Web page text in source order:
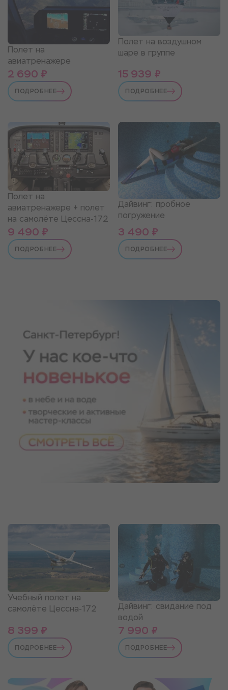
Полет на
авиатренажере
2 690 ₽
ПОДРОБНЕЕ
Полет на воздушном
шаре в группе
15 939 ₽
ПОДРОБНЕЕ
Полет на
авиатренажере + полет
на самолёте Цессна-172
9 490 ₽
ПОДРОБНЕЕ
Дайвинг: пробное
погружение
3 490 ₽
ПОДРОБНЕЕ
Учебный полет на
самолёте Цессна-172
8 399 ₽
ПОДРОБНЕЕ
Дайвинг: свидание под
водой
7 990 ₽
ПОДРОБНЕЕ